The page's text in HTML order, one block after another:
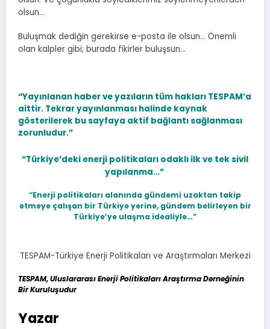
olsun…
Buluşmak dediğin gerekirse e-posta ile olsun… Önemli
olan kalpler gibi; burada fikirler buluşsun…
“Yayınlanan haber ve yazıların tüm hakları TESPAM’a
aittir. Tekrar yayınlanması halinde kaynak
gösterilerek bu sayfaya aktif bağlantı sağlanması
zorunludur.”
“Türkiye’deki enerji politikaları odaklı ilk ve tek sivil
yapılanma…”
“Enerji politikaları alanında gündemi uzaktan takip
etmeye çalışan bir Türkiye yerine, gündem belirleyen bir
Türkiye’ye ulaşma idealiyle…”
TESPAM-Türkiye Enerji Politikaları ve Araştırmaları Merkezi
TESPAM, Uluslararası Enerji Politikaları Araştırma Derneğinin
Bir Kuruluşudur
Yazar